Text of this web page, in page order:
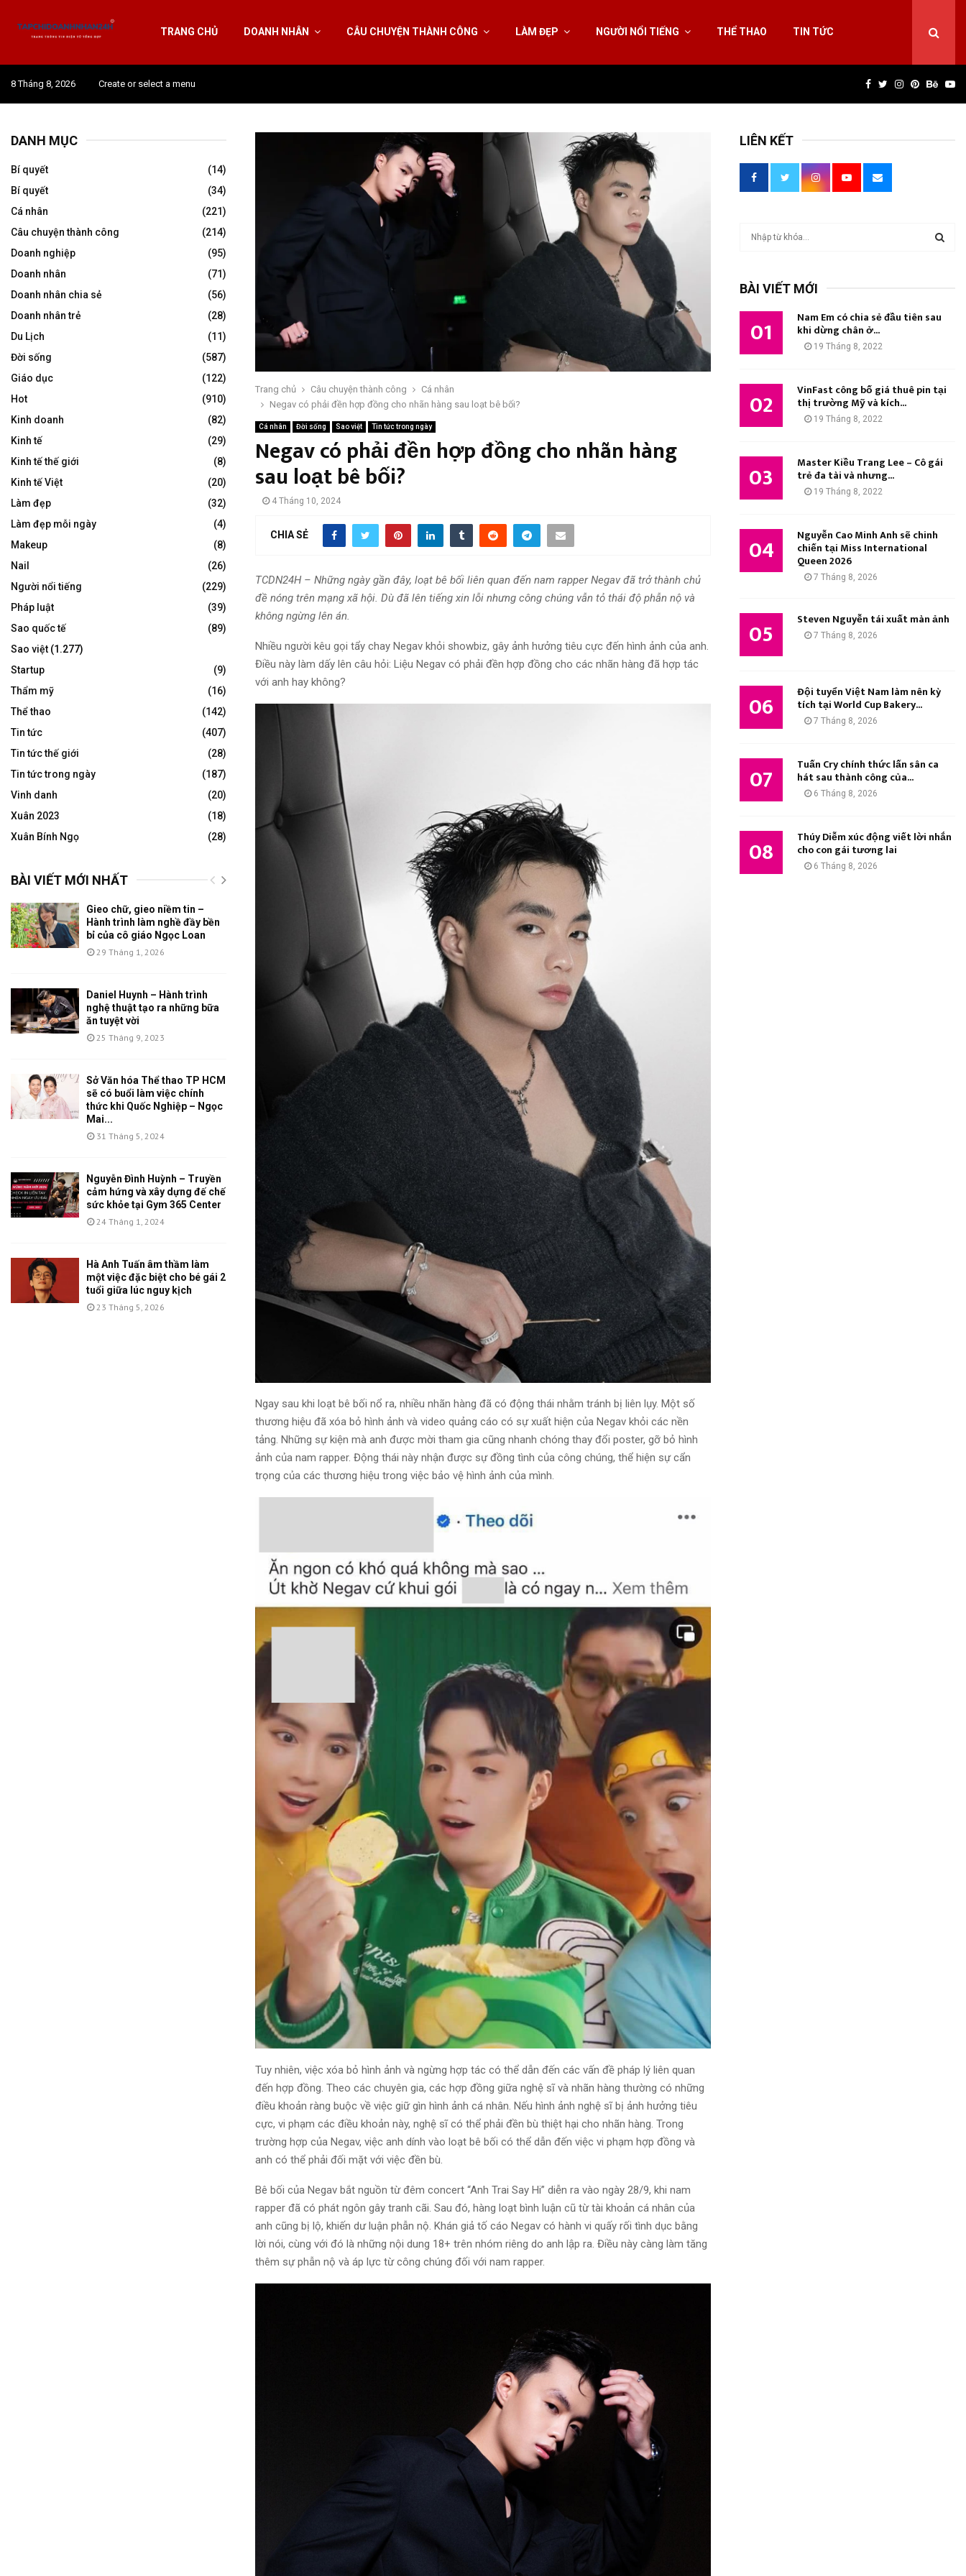
TRANG CHỦ DOANH NHÂN CÂU CHUYỆN THÀNH CÔNG LÀM ĐẸP NGƯỜI NỔI TIẾNG THỂ THAO TIN TỨC
8 Tháng 8, 2026 Create or select a menu Facebook
Twitter
Instagram
Pinterest
Trang chủ Câu chuyện thành công
Cá nhân
Negav có phải đền hợp đồng cho nhãn hàng sau loạt bê bối?
Cá nhân Đời sống Sao việt Tin tức trong ngày
Negav có phải đền hợp đồng cho nhãn hàng
sau loạt bê bối?
4 Tháng 10, 2024
CHIA SẺ
TCDN24H – Những ngày gần đây, loạt bê bối liên quan đến nam rapper Negav đã trở thành chủ
đề nóng trên mạng xã hội. Dù đã lên tiếng xin lỗi nhưng công chúng vẫn tỏ thái độ phẫn nộ và
không ngừng lên án.
Nhiều người kêu gọi tẩy chay Negav khỏi showbiz, gây ảnh hưởng tiêu cực đến hình ảnh của anh.
Điều này làm dấy lên câu hỏi: Liệu Negav có phải đền hợp đồng cho các nhãn hàng đã hợp tác
với anh hay không?
Ngay sau khi loạt bê bối nổ ra, nhiều nhãn hàng đã có động thái nhằm tránh bị liên lụy. Một số
thương hiệu đã xóa bỏ hình ảnh và video quảng cáo có sự xuất hiện của Negav khỏi các nền
tảng. Những sự kiện mà anh được mời tham gia cũng nhanh chóng thay đổi poster, gỡ bỏ hình
ảnh của nam rapper. Động thái này nhận được sự đồng tình của công chúng, thể hiện sự cẩn
trọng của các thương hiệu trong việc bảo vệ hình ảnh của mình.
Tuy nhiên, việc xóa bỏ hình ảnh và ngừng hợp tác có thể dẫn đến các vấn đề pháp lý liên quan
đến hợp đồng. Theo các chuyên gia, các hợp đồng giữa nghệ sĩ và nhãn hàng thường có những
điều khoản ràng buộc về việc giữ gìn hình ảnh cá nhân. Nếu hình ảnh nghệ sĩ bị ảnh hưởng tiêu
cực, vi phạm các điều khoản này, nghệ sĩ có thể phải đền bù thiệt hại cho nhãn hàng. Trong
trường hợp của Negav, việc anh dính vào loạt bê bối có thể dẫn đến việc vi phạm hợp đồng và
anh có thể phải đối mặt với việc đền bù.
Bê bối của Negav bắt nguồn từ đêm concert “Anh Trai Say Hi” diễn ra vào ngày 28/9, khi nam
rapper đã có phát ngôn gây tranh cãi. Sau đó, hàng loạt bình luận cũ từ tài khoản cá nhân của
anh cũng bị lộ, khiến dư luận phẫn nộ. Khán giả tố cáo Negav có hành vi quấy rối tình dục bằng
lời nói, cùng với đó là những nội dung 18+ trên nhóm riêng do anh lập ra. Điều này càng làm tăng
thêm sự phẫn nộ và áp lực từ công chúng đối với nam rapper.
DANH MỤC
Bí quyết
(14)
Bí quyết
(34)
Cá nhân
(221)
Câu chuyện thành công
(214)
Doanh nghiệp
(95)
Doanh nhân
(71)
Doanh nhân chia sẻ
(56)
Doanh nhân trẻ
(28)
Du Lịch
(11)
Đời sống
(587)
Giáo dục
(122)
Hot
(910)
Kinh doanh
(82)
Kinh tế
(29)
Kinh tế thế giới
(8)
Kinh tế Việt
(20)
Làm đẹp
(32)
Làm đẹp mỗi ngày
(4)
Makeup
(8)
Nail
(26)
Người nổi tiếng
(229)
Pháp luật
(39)
Sao quốc tế
(89)
Sao việt (1.277)
Startup
(9)
Thẩm mỹ
(16)
Thể thao
(142)
Tin tức
(407)
Tin tức thế giới
(28)
Tin tức trong ngày
(187)
Vinh danh
(20)
Xuân 2023
(18)
Xuân Bính Ngọ
(28)
BÀI VIẾT MỚI NHẤT
Gieo chữ, gieo niềm tin –
Hành trình làm nghề đầy bền
bỉ của cô giáo Ngọc Loan
29 Tháng 1, 2026
Daniel Huynh – Hành trình
nghệ thuật tạo ra những bữa
ăn tuyệt vời
25 Tháng 9, 2023
Sở Văn hóa Thể thao TP HCM
sẽ có buổi làm việc chính
thức khi Quốc Nghiệp – Ngọc
Mai...
31 Tháng 5, 2024
Nguyễn Đình Huỳnh – Truyền
cảm hứng và xây dựng đế chế
sức khỏe tại Gym 365 Center
24 Tháng 1, 2024
Hà Anh Tuấn âm thầm làm
một việc đặc biệt cho bé gái 2
tuổi giữa lúc nguy kịch
23 Tháng 5, 2026
LIÊN KẾT
M
BÀI VIẾT MỚI
01 Nam Em có chia sẻ đầu tiên sau
khi dừng chân ở...
19 Tháng 8, 2022
02 VinFast công bố giá thuê pin tại
thị trường Mỹ và kích...
19 Tháng 8, 2022
03 Master Kiều Trang Lee – Cô gái
trẻ đa tài và nhưng...
19 Tháng 8, 2022
04 Nguyễn Cao Minh Anh sẽ chinh
chiến tại Miss International
Queen 2026
7 Tháng 8, 2026
05 Steven Nguyễn tái xuất màn ảnh
7 Tháng 8, 2026
06 Đội tuyển Việt Nam làm nên kỳ
tích tại World Cup Bakery...
7 Tháng 8, 2026
07 Tuấn Cry chính thức lấn sân ca
hát sau thành công của...
6 Tháng 8, 2026
08 Thúy Diễm xúc động viết lời nhắn
cho con gái tương lai
6 Tháng 8, 2026